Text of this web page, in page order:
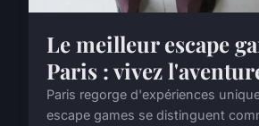
Le meilleur escape
Paris : vivez
Paris regorge d'expériences
escape games se distinguent